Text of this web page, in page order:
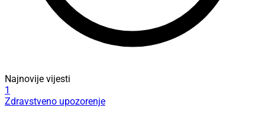
Najnovije vijesti
1
Zdravstveno upozorenje